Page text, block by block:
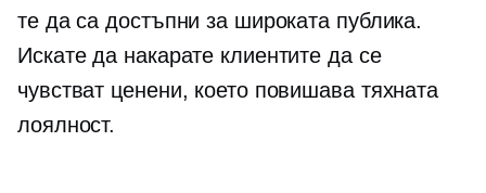
те да са достъпни за широката публика.
Искате да накарате клиентите да се
чувстват ценени, което повишава тяхната
лоялност.